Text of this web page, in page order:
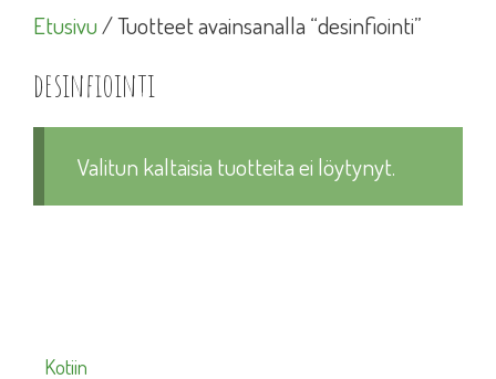
Etusivu/ Tuotteet avainsanalla “desinfiointi”
desinfiointi
Valitun kaltaisia tuotteita ei löytynyt.
Kotiin